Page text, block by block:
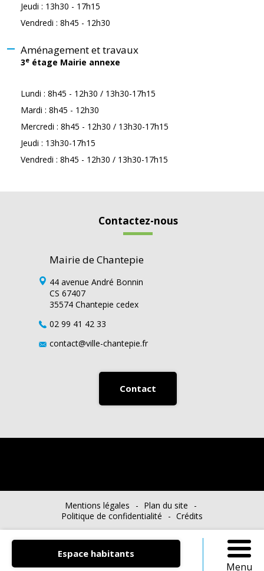
Actualités
Espace habitants
Menu
Jeudi : 13h30 - 17h15
Vendredi : 8h45 - 12h30
Aménagement et travaux
3e étage Mairie annexe
Lundi : 8h45 - 12h30 / 13h30-17h15
Mardi : 8h45 - 12h30
Mercredi : 8h45 - 12h30 / 13h30-17h15
Jeudi : 13h30-17h15
Vendredi : 8h45 - 12h30 / 13h30-17h15
Contactez-nous
Mairie de Chantepie
44 avenue André Bonnin
CS 67407
35574 Chantepie cedex
02 99 41 42 33
contact@ville-chantepie.fr
Contact
Mentions légales
Plan du site
Politique de confidentialité
Crédits